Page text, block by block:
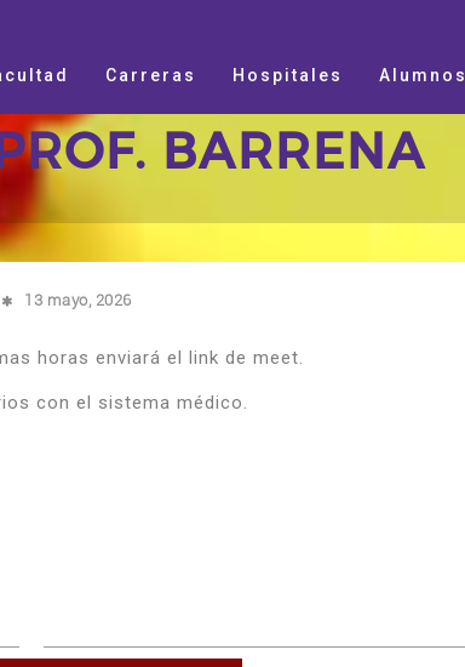
Carreras Hospitales Alumnos
BARRENA
13 mayo, 2026
horas enviará el link de meet.
con el sistema médico.